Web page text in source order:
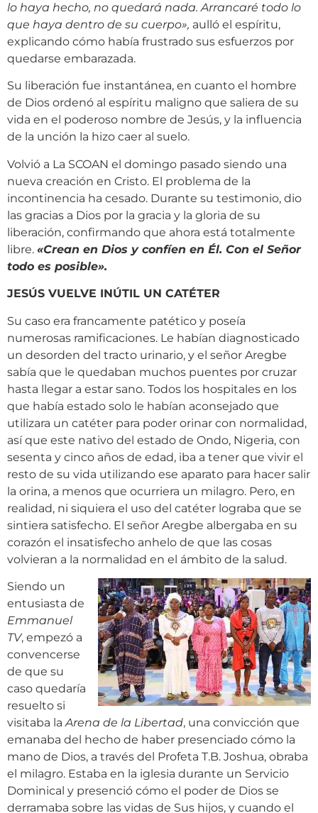
lo haya hecho, no quedará nada. Arrancaré todo lo
que haya dentro de su cuerpo», aulló el espíritu,
explicando cómo había frustrado sus esfuerzos por
quedarse embarazada.
Su liberación fue instantánea, en cuanto el hombre
de Dios ordenó al espíritu maligno que saliera de su
vida en el poderoso nombre de Jesús, y la influencia
de la unción la hizo caer al suelo.
Volvió a La SCOAN el domingo pasado siendo una
nueva creación en Cristo. El problema de la
incontinencia ha cesado. Durante su testimonio, dio
las gracias a Dios por la gracia y la gloria de su
liberación, confirmando que ahora está totalmente
libre. «Crean en Dios y confíen en Él. Con el Señor
todo es posible».
JESÚS VUELVE INÚTIL UN CATÉTER
Su caso era francamente patético y poseía
numerosas ramificaciones. Le habían diagnosticado
un desorden del tracto urinario, y el señor Aregbe
sabía que le quedaban muchos puentes por cruzar
hasta llegar a estar sano. Todos los hospitales en los
que había estado solo le habían aconsejado que
utilizara un catéter para poder orinar con normalidad,
así que este nativo del estado de Ondo, Nigeria, con
sesenta y cinco años de edad, iba a tener que vivir el
resto de su vida utilizando ese aparato para hacer salir
la orina, a menos que ocurriera un milagro. Pero, en
realidad, ni siquiera el uso del catéter lograba que se
sintiera satisfecho. El señor Aregbe albergaba en su
corazón el insatisfecho anhelo de que las cosas
volvieran a la normalidad en el ámbito de la salud.
Siendo un
entusiasta de
Emmanuel
TV, empezó a
convencerse
de que su
caso quedaría
resuelto si
visitaba laArena de la Libertad, una convicción que
emanaba del hecho de haber presenciado cómo la
mano de Dios, a través del Profeta T.B. Joshua, obraba
el milagro. Estaba en la iglesia durante un Servicio
Dominical y presenció cómo el poder de Dios se
derramaba sobre las vidas de Sus hijos, y cuando el